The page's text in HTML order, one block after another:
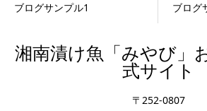
ブログサンプル1 ブログ
湘南漬け魚「みやび」
式サイト
〒252-0807